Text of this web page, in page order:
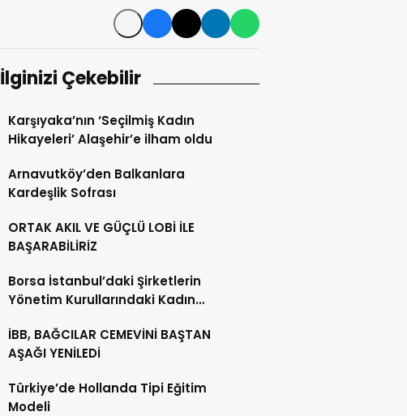
İlginizi Çekebilir
Karşıyaka’nın ‘Seçilmiş Kadın
Hikayeleri’ Alaşehir’e ilham oldu
Arnavutköy’den Balkanlara
Kardeşlik Sofrası
ORTAK AKIL VE GÜÇLÜ LOBİ İLE
BAŞARABİLİRİZ
Borsa İstanbul’daki Şirketlerin
Yönetim Kurullarındaki Kadın
İBB, BAĞCILAR CEMEVİNİ BAŞTAN
AŞAĞI YENİLEDİ
Türkiye’de Hollanda Tipi Eğitim
Modeli